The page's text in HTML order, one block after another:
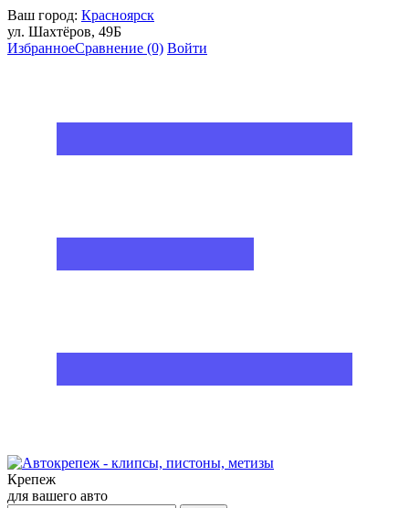
Ваш город: Красноярск
ул. Шахтёров, 49Б
ИзбранноеСравнение (0) Войти
Крепеж
для вашего авто